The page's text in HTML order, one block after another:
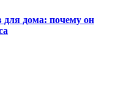
для дома: почему он